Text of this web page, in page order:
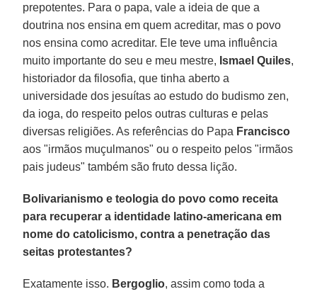
prepotentes. Para o papa, vale a ideia de que a
doutrina nos ensina em quem acreditar, mas o povo
nos ensina como acreditar. Ele teve uma influência
muito importante do seu e meu mestre, Ismael Quiles,
historiador da filosofia, que tinha aberto a
universidade dos jesuítas ao estudo do budismo zen,
da ioga, do respeito pelos outras culturas e pelas
diversas religiões. As referências do Papa Francisco
aos "irmãos muçulmanos" ou o respeito pelos "irmãos
pais judeus" também são fruto dessa lição.
Bolivarianismo e teologia do povo como receita
para recuperar a identidade latino-americana em
nome do catolicismo, contra a penetração das
seitas protestantes?
Exatamente isso. Bergoglio, assim como toda a